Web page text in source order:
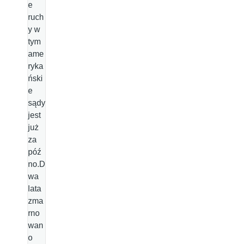
e
ruch
y w
tym
ame
ryka
ński
e
sądy
jest
już
za
póź
no.D
wa
lata
zma
rno
wan
o